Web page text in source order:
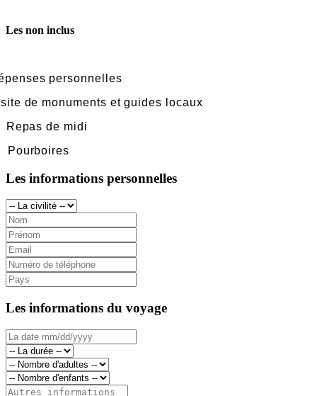
Les non inclus
personnelles
de monuments et guides locaux
de midi
Les informations personnelles
Les informations du voyage